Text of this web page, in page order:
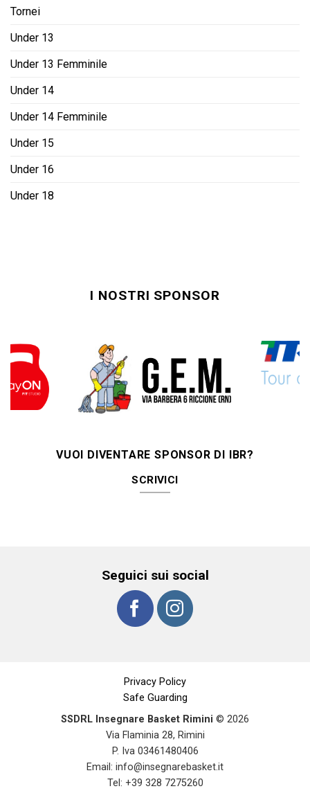
Tornei
Under 13
Under 13 Femminile
Under 14
Under 14 Femminile
Under 15
Under 16
Under 18
I NOSTRI SPONSOR
VUOI DIVENTARE SPONSOR DI IBR?
SCRIVICI
Seguici sui social
Privacy Policy
Safe Guarding
SSDRL Insegnare Basket Rimini © 2026
Via Flaminia 28, Rimini
P. Iva 03461480406
Email: info@insegnarebasket.it
Tel: +39 328 7275260